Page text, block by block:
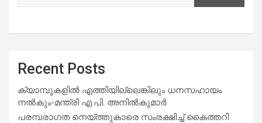
Recent Posts
ക്യാമ്പുകളിൽ എത്തിയില്ലെങ്കിലും ധനസഹായം
നൽകും-മന്ത്രി എ.പി. അനിൽകുമാർ
പരമ്പരാഗത നെയ്ത്തുകാരെ സംരക്ഷിച്ച് കൈത്തറി